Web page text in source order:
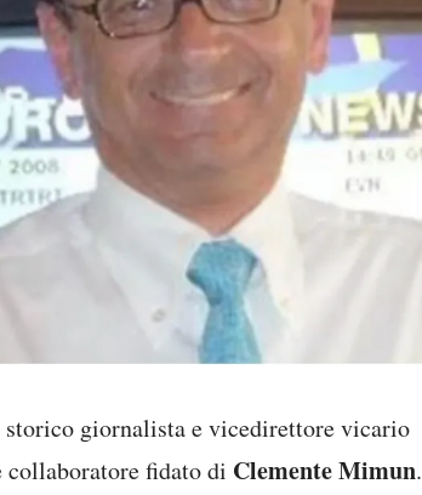
storico giornalista e vicedirettore vicario
collaboratore fidato di Clemente Mimun.